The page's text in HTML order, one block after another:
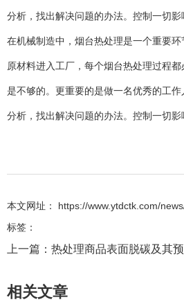
分析，找出解决问题的办法。控制一切
在机械制造中，烟台热处理是一个重要
原材料进入工厂，每个烟台热处理过程
是不够的。更重要的是做一名优秀的工
分析，找出解决问题的办法。控制一切
本文网址： https://www.ytdctk.com/
标签：
上一篇： 热处理商品表面脱碳及其
相关文章